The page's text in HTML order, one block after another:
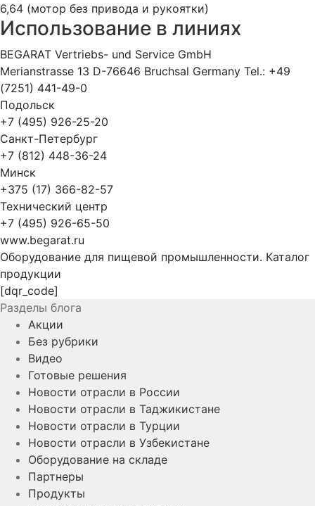
6,64 (мотор без привода и рукоятки)
Использование в линиях
BEGARAT Vertriebs- und Service GmbH
Merianstrasse 13 D-76646 Bruchsal Germany Tel.: +49
(7251) 441-49-0
Подольск
+7 (495) 926-25-20
Санкт-Петербург
+7 (812) 448-36-24
Минск
+375 (17) 366-82-57
Технический центр
+7 (495) 926-65-50
www.begarat.ru
Оборудование для пищевой промышленности. Каталог
продукции
[dqr_code]
Разделы блога
Акции
Без рубрики
Видео
Готовые решения
Новости отрасли в России
Новости отрасли в Таджикистане
Новости отрасли в Турции
Новости отрасли в Узбекистане
Оборудование на складе
Партнеры
Продукты